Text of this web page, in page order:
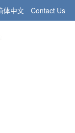
体中文 Contact Us